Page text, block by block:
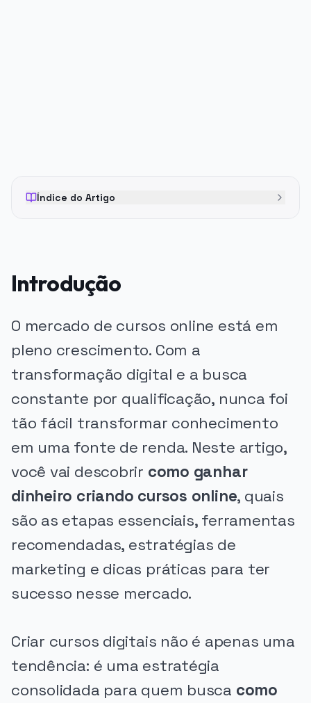
Índice do Artigo
Introdução
O mercado de cursos online está em
pleno crescimento. Com a
transformação digital e a busca
constante por qualificação, nunca foi
tão fácil transformar conhecimento
em uma fonte de renda. Neste artigo,
você vai descobrir como ganhar
dinheiro criando cursos online, quais
são as etapas essenciais, ferramentas
recomendadas, estratégias de
marketing e dicas práticas para ter
sucesso nesse mercado.
Criar cursos digitais não é apenas uma
tendência: é uma estratégia
consolidada para quem busca como